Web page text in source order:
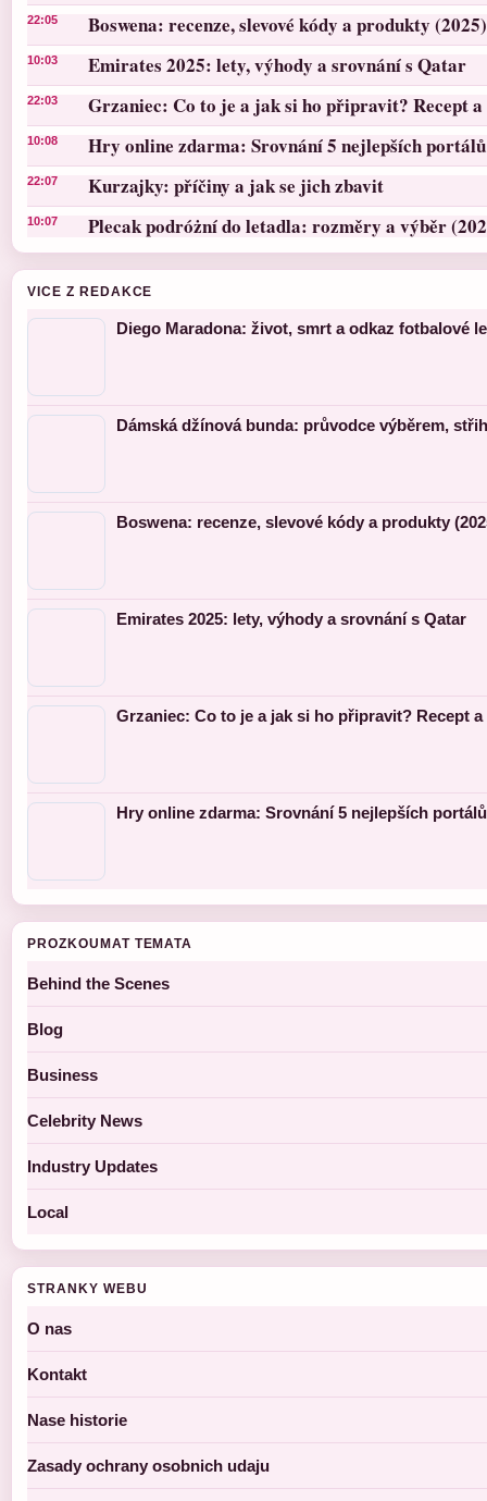
22:05 Boswena: recenze, slevové kódy a produkty (2025)
10:03 Emirates 2025: lety, výhody a srovnání s Qatar
22:03 Grzaniec: Co to je a jak si ho připravit? Recept
10:08 Hry online zdarma: Srovnání 5 nejlepších portálů
22:07 Kurzajky: příčiny a jak se jich zbavit
10:07 Plecak podróżní do letadla: rozměry a výběr
VICE Z REDAKCE
Diego Maradona: život, smrt a odkaz fotbalové
Dámská džínová bunda: průvodce výběrem,
Boswena: recenze, slevové kódy a produkty
Emirates 2025: lety, výhody a srovnání s Qatar
Grzaniec: Co to je a jak si ho připravit? Recept
Hry online zdarma: Srovnání 5 nejlepších portálů
PROZKOUMAT TEMATA
Behind the Scenes
Blog
Business
Celebrity News
Industry Updates
Local
STRANKY WEBU
O nas
Kontakt
Nase historie
Zasady ochrany osobnich udaju